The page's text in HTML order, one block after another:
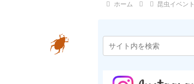
ホーム 昆虫イベント